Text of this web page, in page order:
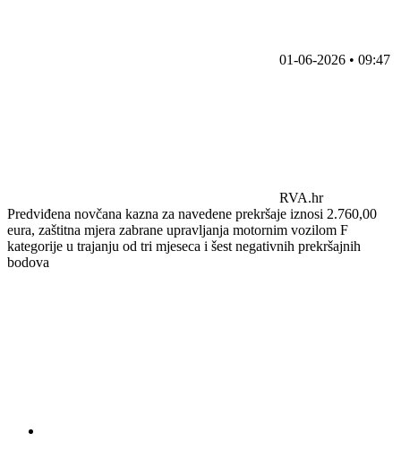
01-06-2026 • 09:47
RVA.hr
Predviđena novčana kazna za navedene prekršaje iznosi 2.760,00
eura, zaštitna mjera zabrane upravljanja motornim vozilom F
kategorije u trajanju od tri mjeseca i šest negativnih prekršajnih
bodova